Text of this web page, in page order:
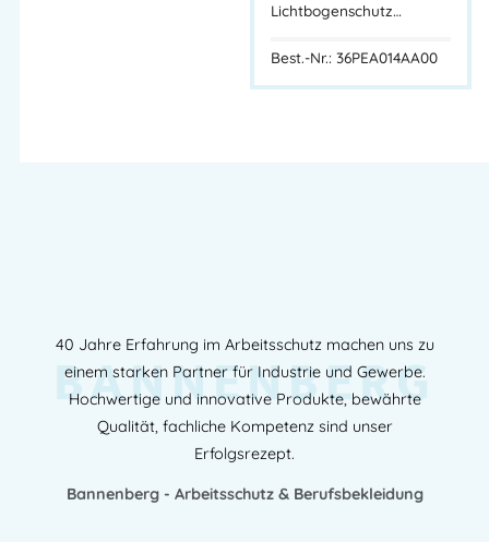
Lichtbogenschutz…
Best.-Nr.: 36PEA014AA00
40 Jahre Erfahrung im Arbeitsschutz machen uns zu
einem starken Partner für Industrie und Gewerbe.
Hochwertige und innovative Produkte, bewährte
Qualität, fachliche Kompetenz sind unser
Erfolgsrezept.
Bannenberg - Arbeitsschutz & Berufsbekleidung
BANNENBERG